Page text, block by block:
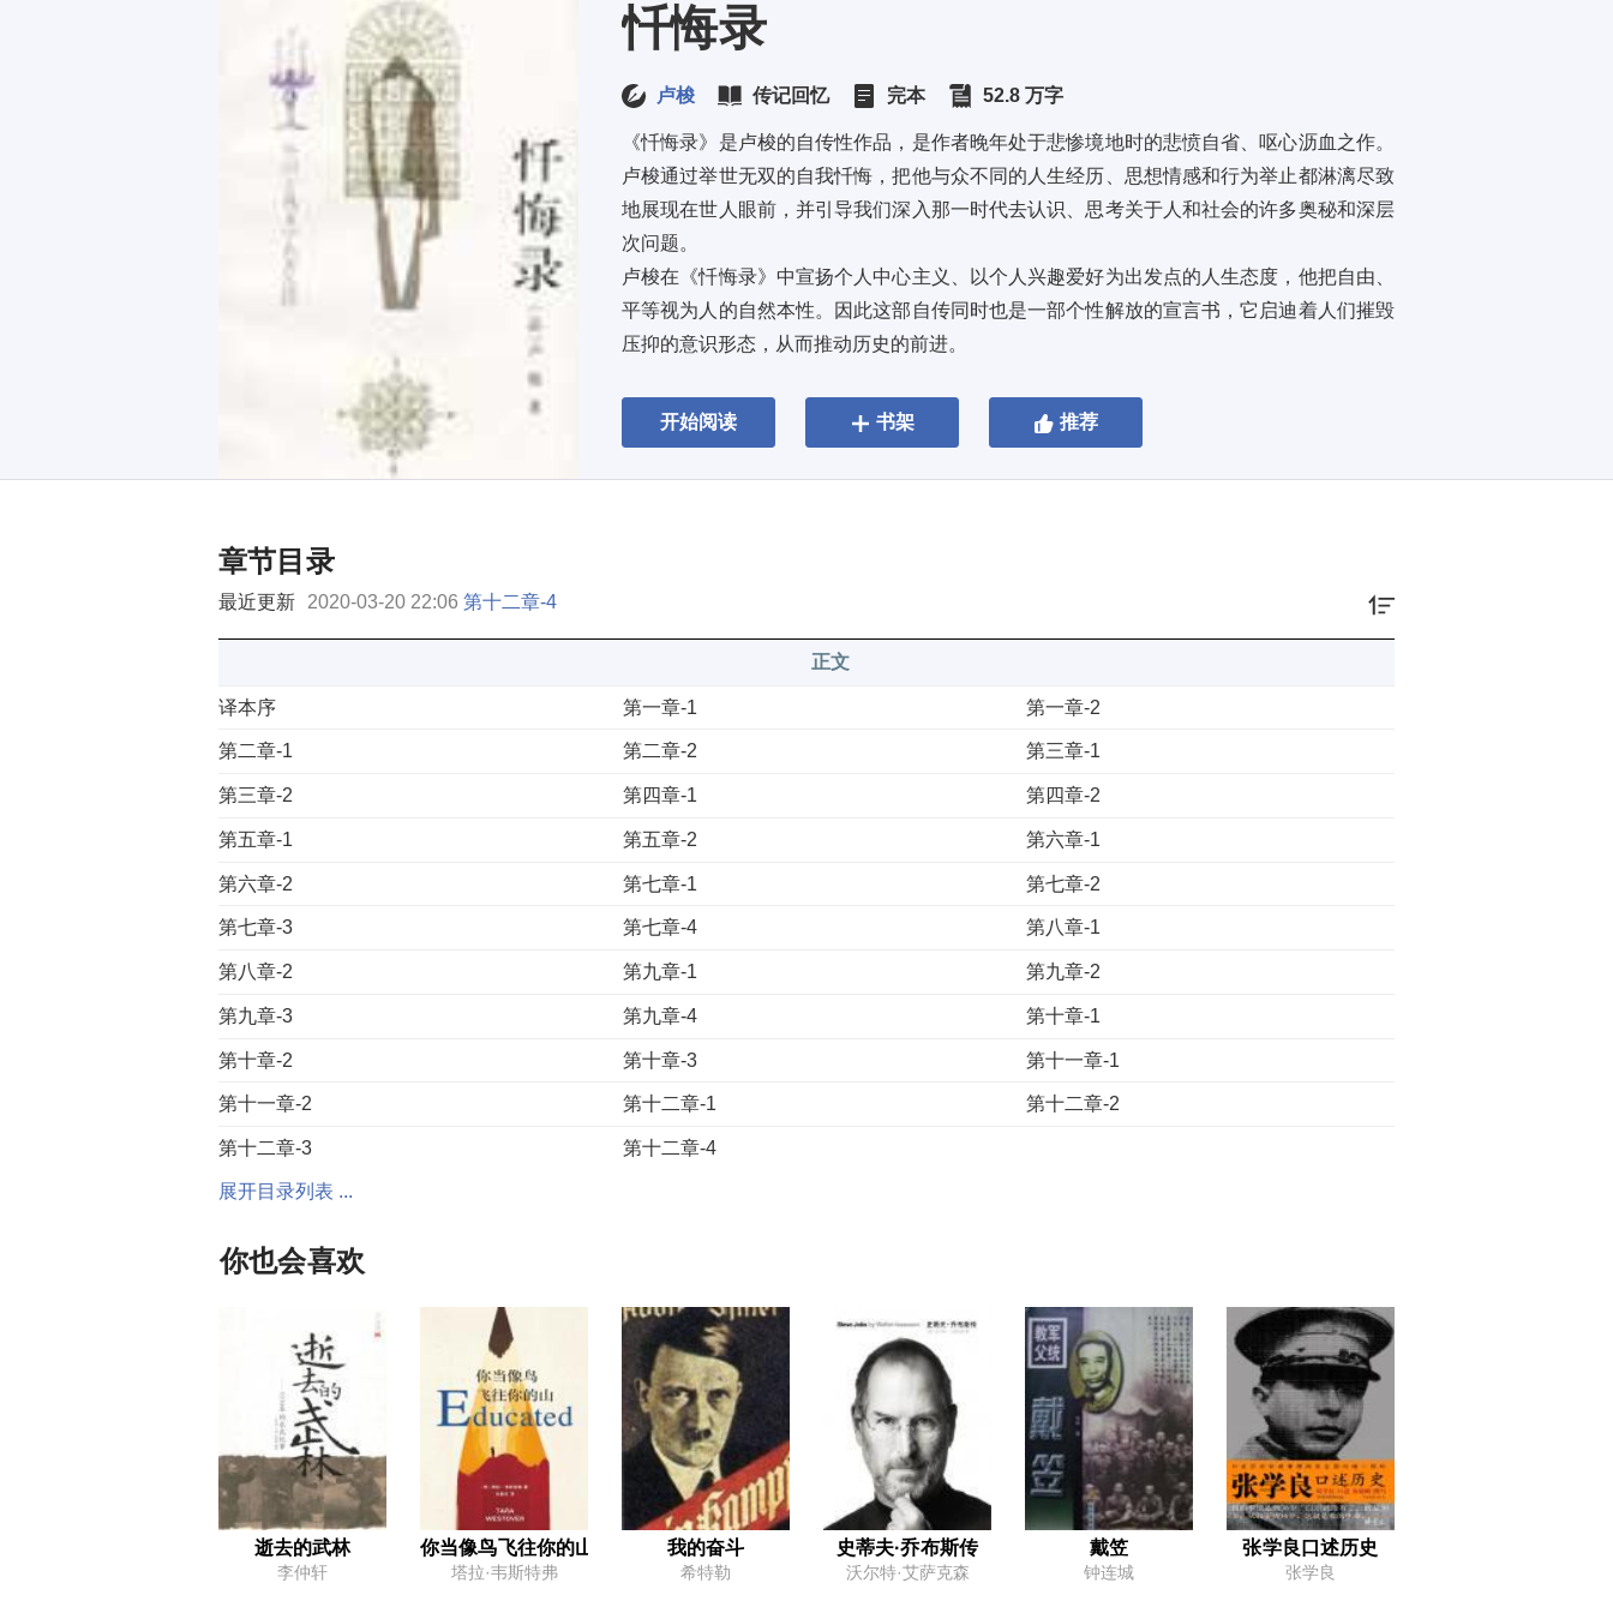
忏悔录
卢梭 传记回忆 完本 52.8 万字
《忏悔录》是卢梭的自传性作品，是作者晚年处于悲惨境地时的悲愤自省、呕心沥血之作。
卢梭通过举世无双的自我忏悔，把他与众不同的人生经历、思想情感和行为举止都淋漓尽致
地展现在世人眼前，并引导我们深入那一时代去认识、思考关于人和社会的许多奥秘和深层
次问题。
卢梭在《忏悔录》中宣扬个人中心主义、以个人兴趣爱好为出发点的人生态度，他把自由、
平等视为人的自然本性。因此这部自传同时也是一部个性解放的宣言书，它启迪着人们摧毁
压抑的意识形态，从而推动历史的前进。
开始阅读 书架 推荐
章节目录
最近更新 2020-03-20 22:06 第十二章-4
正文
译本序 第一章-1 第一章-2
第二章-1 第二章-2 第三章-1
第三章-2 第四章-1 第四章-2
第五章-1 第五章-2 第六章-1
第六章-2 第七章-1 第七章-2
第七章-3 第七章-4 第八章-1
第八章-2 第九章-1 第九章-2
第九章-3 第九章-4 第十章-1
第十章-2 第十章-3 第十一章-1
第十一章-2 第十二章-1 第十二章-2
第十二章-3 第十二章-4
展开目录列表 ...
你也会喜欢
逝去的武林
李仲轩
你当像鸟飞往你的山
塔拉·韦斯特弗
我的奋斗
希特勒
史蒂夫·乔布斯传
沃尔特·艾萨克森
戴笠
钟连城
张学良口述历史
张学良